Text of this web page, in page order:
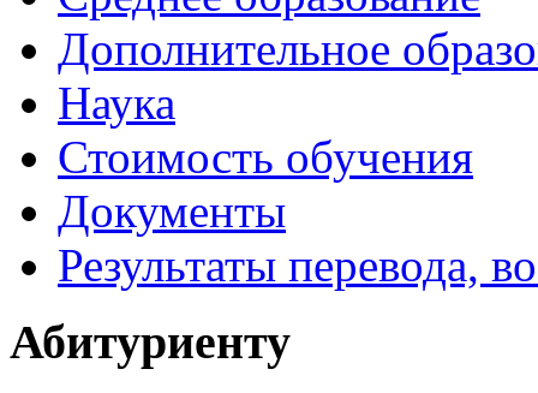
Дополнительное
Наука
Стоимость обучения
Документы
Результаты перевода,
Абитуриенту